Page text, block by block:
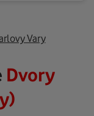
Vary
Dvory